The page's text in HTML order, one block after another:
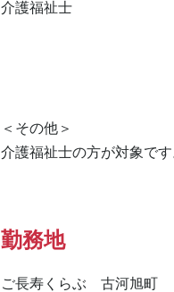
介護福祉士
＜その他＞
介護福祉士の方が対象です
勤務地
ご長寿くらぶ　古河旭町